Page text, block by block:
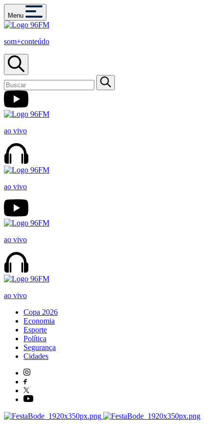
Menu
som+conteúdo
ao vivo
ao vivo
ao vivo
ao vivo
Copa 2026
Economia
Esporte
Política
Segurança
Cidades